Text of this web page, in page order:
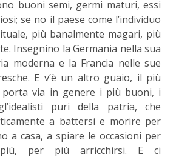
buoni semi, germi maturi, essi
se no il paese come l’individuo
più banalmente magari, più
Insegnino la Germania nella sua
moderna e la Francia nelle sue
E v’è un altro guaio, il più
porta via in genere i più buoni, i
puri della patria, che
a battersi e morire per
a casa, a spiare le occasioni per
per più arricchirsi. E ci